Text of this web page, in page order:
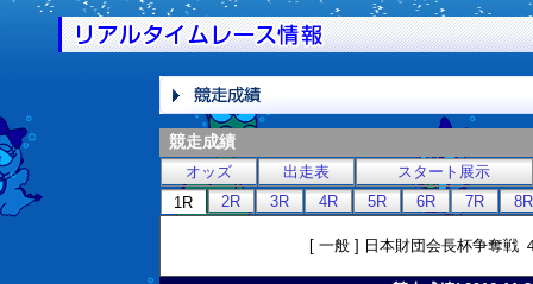
競走成績
オッズ 出走表
スタート展示
1R
2R 3R 4R 5R 6R 7R 8R
[ 一般 ] 日本財団会長杯争奪戦